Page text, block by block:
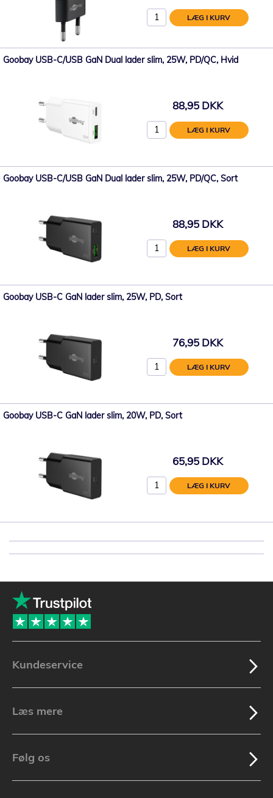
LÆG I KURV
Goobay USB-C/USB GaN Dual lader slim, 25W, PD/QC, Hvid
88,95 DKK
LÆG I KURV
Goobay USB-C/USB GaN Dual lader slim, 25W, PD/QC, Sort
88,95 DKK
LÆG I KURV
Goobay USB-C GaN lader slim, 25W, PD, Sort
76,95 DKK
LÆG I KURV
Goobay USB-C GaN lader slim, 20W, PD, Sort
65,95 DKK
LÆG I KURV
Kundeservice
Læs mere
Følg os